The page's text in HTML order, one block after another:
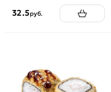
32.5руб.